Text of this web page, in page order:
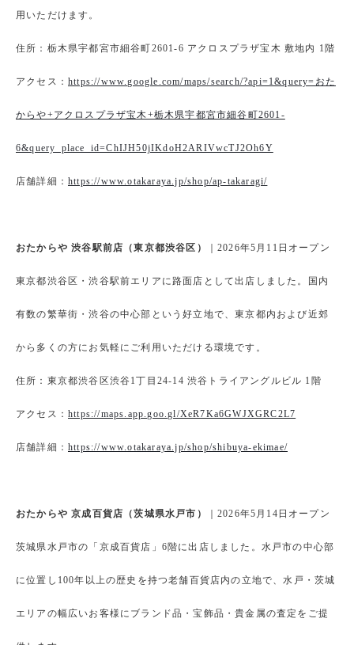
用いただけます。
住所：栃木県宇都宮市細谷町2601-6 アクロスプラザ宝木 敷地内 1階
アクセス： https://www.google.com/maps/search/?api=1&query=おた
からや+アクロスプラザ宝木+栃木県宇都宮市細谷町2601-
6&query_place_id=ChIJH50jIKdoH2ARIVwcTJ2Oh6Y
店舗詳細： https://www.otakaraya.jp/shop/ap-takaragi/
おたからや 渋谷駅前店（東京都渋谷区） ｜2026年5月11日オープン
東京都渋谷区・渋谷駅前エリアに路面店として出店しました。国内
有数の繁華街・渋谷の中心部という好立地で、東京都内および近郊
から多くの方にお気軽にご利用いただける環境です。
住所：東京都渋谷区渋谷1丁目24-14 渋谷トライアングルビル 1階
アクセス： https://maps.app.goo.gl/XeR7Ka6GWJXGRC2L7
店舗詳細： https://www.otakaraya.jp/shop/shibuya-ekimae/
おたからや 京成百貨店（茨城県水戸市） ｜2026年5月14日オープン
茨城県水戸市の「京成百貨店」6階に出店しました。水戸市の中心部
に位置し100年以上の歴史を持つ老舗百貨店内の立地で、水戸・茨城
エリアの幅広いお客様にブランド品・宝飾品・貴金属の査定をご提